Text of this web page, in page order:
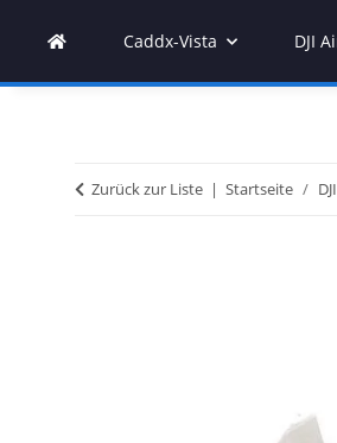
Caddx-Vista DJI
Zurück zur Liste Startseite